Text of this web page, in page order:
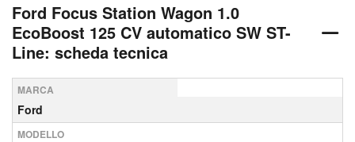
Ford Focus Station Wagon 1.0
EcoBoost 125 CV automatico SW ST-
Line: scheda tecnica
MARCA
Ford
MODELLO